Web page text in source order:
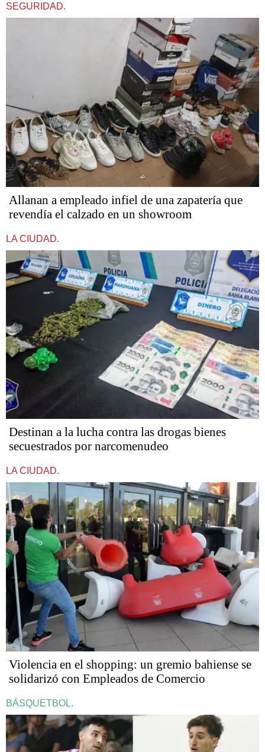
SEGURIDAD.
Allanan a empleado infiel de una zapatería que
revendía el calzado en un showroom
LA CIUDAD.
Destinan a la lucha contra las drogas bienes
secuestrados por narcomenudeo
LA CIUDAD.
Violencia en el shopping: un gremio bahiense se
solidarizó con Empleados de Comercio
BÁSQUETBOL.